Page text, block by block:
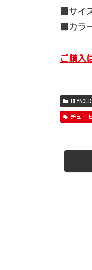
■サイ
■カラ
ご購入
チュー